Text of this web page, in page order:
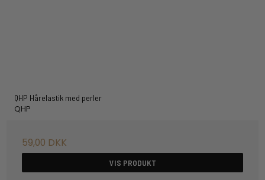
QHP Hårelastik med perler
QHP
59,00 DKK
VIS PRODUKT